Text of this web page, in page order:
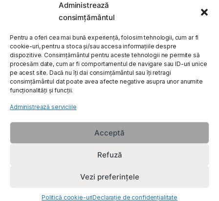
Administrează
consimțământul
Pentru a oferi cea mai bună experiență, folosim tehnologii, cum ar fi
cookie-uri, pentru a stoca și/sau accesa informațiile despre
dispozitive. Consimțământul pentru aceste tehnologii ne permite să
procesăm date, cum ar fi comportamentul de navigare sau ID-uri unice
pe acest site. Dacă nu îți dai consimțământul sau îți retragi
consimțământul dat poate avea afecte negative asupra unor anumite
funcționalități și funcții.
Administrează serviciile
Acceptă
Refuză
Vezi preferințele
Politică cookie-uriDeclarație de confidențialitate
My Account
Customer Care
About Us